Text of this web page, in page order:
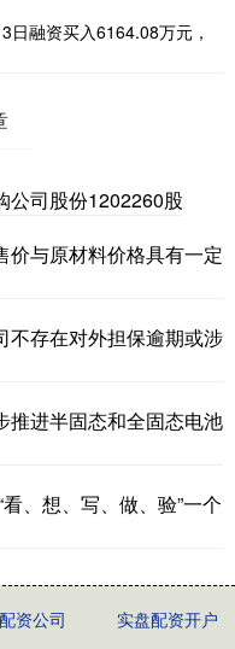
日融资买入6164.08万元，
公司股份1202260股
价与原材料价格具有一定
不存在对外担保逾期或涉
推进半固态和全固态电池
、想、写、做、验”一个
配资公司 实盘配资开户